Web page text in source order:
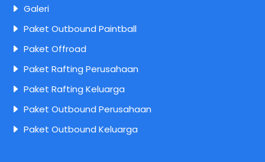
Galeri
Paket Outbound Paintball
Paket Offroad
Paket Rafting Perusahaan
Paket Rafting Keluarga
Paket Outbound Perusahaan
Paket Outbound Keluarga